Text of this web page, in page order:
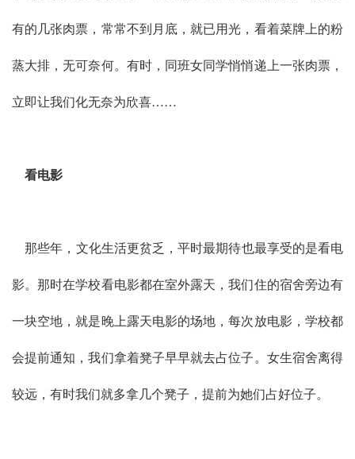
有的几张肉票，常常不到月底，就已用光，看着菜牌上的粉
蒸大排，无可奈何。有时，同班女同学悄悄递上一张肉票，
立即让我们化无奈为欣喜……
看电影
那些年，文化生活更贫乏，平时最期待也最享受的是看电
影。那时在学校看电影都在室外露天，我们住的宿舍旁边有
一块空地，就是晚上露天电影的场地，每次放电影，学校都
会提前通知，我们拿着凳子早早就去占位子。女生宿舍离得
较远，有时我们就多拿几个凳子，提前为她们占好位子。